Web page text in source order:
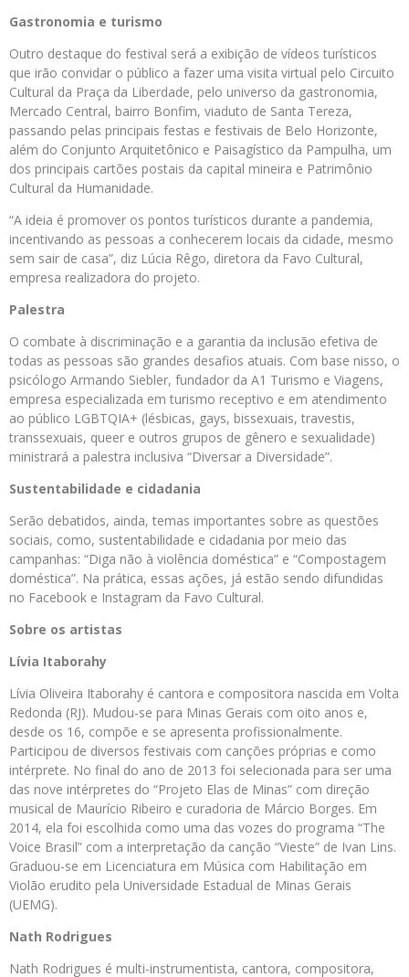
Gastronomia e turismo
Outro destaque do festival será a exibição de vídeos turísticos
que irão convidar o público a fazer uma visita virtual pelo Circuito
Cultural da Praça da Liberdade, pelo universo da gastronomia,
Mercado Central, bairro Bonfim, viaduto de Santa Tereza,
passando pelas principais festas e festivais de Belo Horizonte,
além do Conjunto Arquitetônico e Paisagístico da Pampulha, um
dos principais cartões postais da capital mineira e Patrimônio
Cultural da Humanidade.
“A ideia é promover os pontos turísticos durante a pandemia,
incentivando as pessoas a conhecerem locais da cidade, mesmo
sem sair de casa”, diz Lúcia Rêgo, diretora da Favo Cultural,
empresa realizadora do projeto.
Palestra
O combate à discriminação e a garantia da inclusão efetiva de
todas as pessoas são grandes desafios atuais. Com base nisso, o
psicólogo Armando Siebler, fundador da A1 Turismo e Viagens,
empresa especializada em turismo receptivo e em atendimento
ao público LGBTQIA+ (lésbicas, gays, bissexuais, travestis,
transsexuais, queer e outros grupos de gênero e sexualidade)
ministrará a palestra inclusiva “Diversar a Diversidade”.
Sustentabilidade e cidadania
Serão debatidos, ainda, temas importantes sobre as questões
sociais, como, sustentabilidade e cidadania por meio das
campanhas: “Diga não à violência doméstica” e “Compostagem
doméstica”. Na prática, essas ações, já estão sendo difundidas
no Facebook e Instagram da Favo Cultural.
Sobre os artistas
Lívia Itaborahy
Lívia Oliveira Itaborahy é cantora e compositora nascida em Volta
Redonda (RJ). Mudou-se para Minas Gerais com oito anos e,
desde os 16, compõe e se apresenta profissionalmente.
Participou de diversos festivais com canções próprias e como
intérprete. No final do ano de 2013 foi selecionada para ser uma
das nove intérpretes do “Projeto Elas de Minas” com direção
musical de Maurício Ribeiro e curadoria de Márcio Borges. Em
2014, ela foi escolhida como uma das vozes do programa “The
Voice Brasil” com a interpretação da canção “Vieste” de Ivan Lins.
Graduou-se em Licenciatura em Música com Habilitação em
Violão erudito pela Universidade Estadual de Minas Gerais
(UEMG).
Nath Rodrigues
Nath Rodrigues é multi-instrumentista, cantora, compositora,